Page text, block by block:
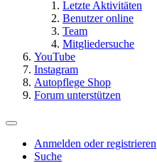
Letzte Aktivitäten
Benutzer online
Team
Mitgliedersuche
YouTube
Instagram
Autopflege Shop
Forum unterstützen
Anmelden oder registrieren
Suche